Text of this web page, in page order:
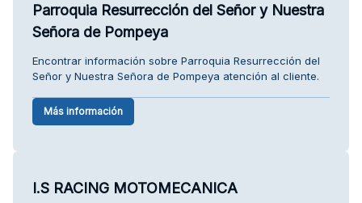
Parroquia Resurrección del Señor y Nuestra
Señora de Pompeya
Encontrar información sobre Parroquia Resurrección del
Señor y Nuestra Señora de Pompeya atención al cliente.
Más información
I.S RACING MOTOMECANICA